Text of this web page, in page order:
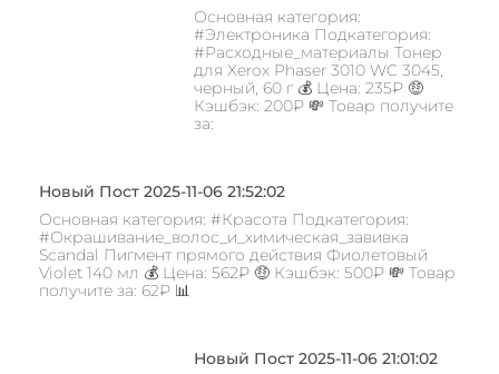
Основная категория:
#Электроника Подкатегория:
#Расходные_материалы Тонер
для Xerox Phaser 3010 WC 3045,
черный, 60 г 💰 Цена: 235₽ 🤑
Кэшбэк: 200₽ 💸 Товар получите
за:
Новый Пост 2025-11-06 21:52:02
Основная категория: #Красота Подкатегория:
#Окрашивание_волос_и_химическая_завивка
Scandal Пигмент прямого действия Фиолетовый
Violet 140 мл 💰 Цена: 562₽ 🤑 Кэшбэк: 500₽ 💸 Товар
получите за: 62₽ 📊
Новый Пост 2025-11-06 21:01:02